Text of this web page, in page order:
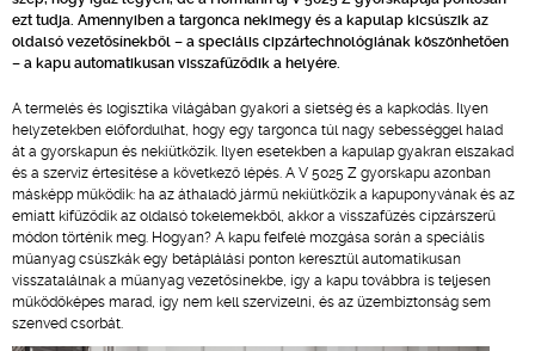
ezt tudja. Amennyiben a targonca nekimegy és a kapulap kicsúszik az
oldalsó vezetősínekből – a speciális cipzártechnológiának köszönhetően
– a kapu automatikusan visszafűződik a helyére.
A termelés és logisztika világában gyakori a sietség és a kapkodás. Ilyen
helyzetekben előfordulhat, hogy egy targonca túl nagy sebességgel halad
át a gyorskapun és nekiütközik. Ilyen esetekben a kapulap gyakran elszakad
és a szerviz értesítése a következő lépés. A V 5025 Z gyorskapu azonban
másképp működik: ha az áthaladó jármű nekiütközik a kapuponyvának és az
emiatt kifűződik az oldalsó tokelemekből, akkor a visszafűzés cipzárszerű
módon történik meg. Hogyan? A kapu felfelé mozgása során a speciális
műanyag csúszkák egy betáplálási ponton keresztül automatikusan
visszatalálnak a műanyag vezetősínekbe, így a kapu továbbra is teljesen
működőképes marad, így nem kell szervizelni, és az üzembiztonság sem
szenved csorbát.